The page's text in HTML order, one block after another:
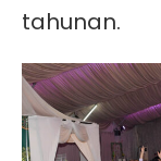
tahunan.